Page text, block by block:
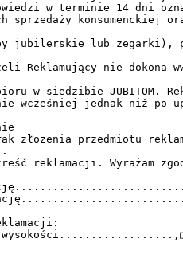
w terminie 14 dni
sprzedaży
jubilerskie lub zegarki),
Reklamujący nie dokona
w siedzibie JUBITOM.
wcześniej jednak niż po
złożenia przedmiotu
reklamacji. Wyrażam
w wysokości..................,□